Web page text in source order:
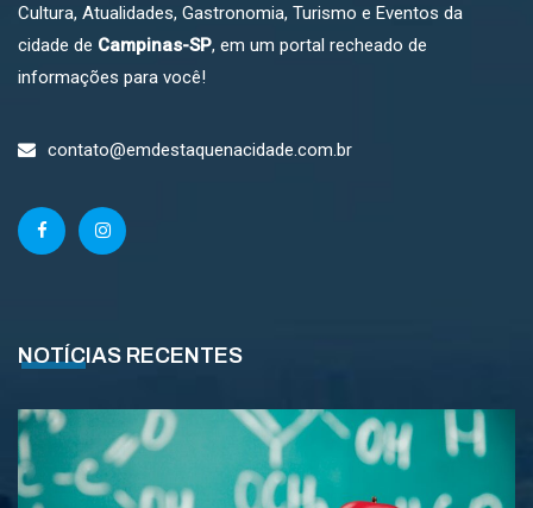
Cultura, Atualidades, Gastronomia, Turismo e Eventos da
cidade de Campinas-SP, em um portal recheado de
informações para você!
contato@emdestaquenacidade.com.br
NOTÍCIAS RECENTES